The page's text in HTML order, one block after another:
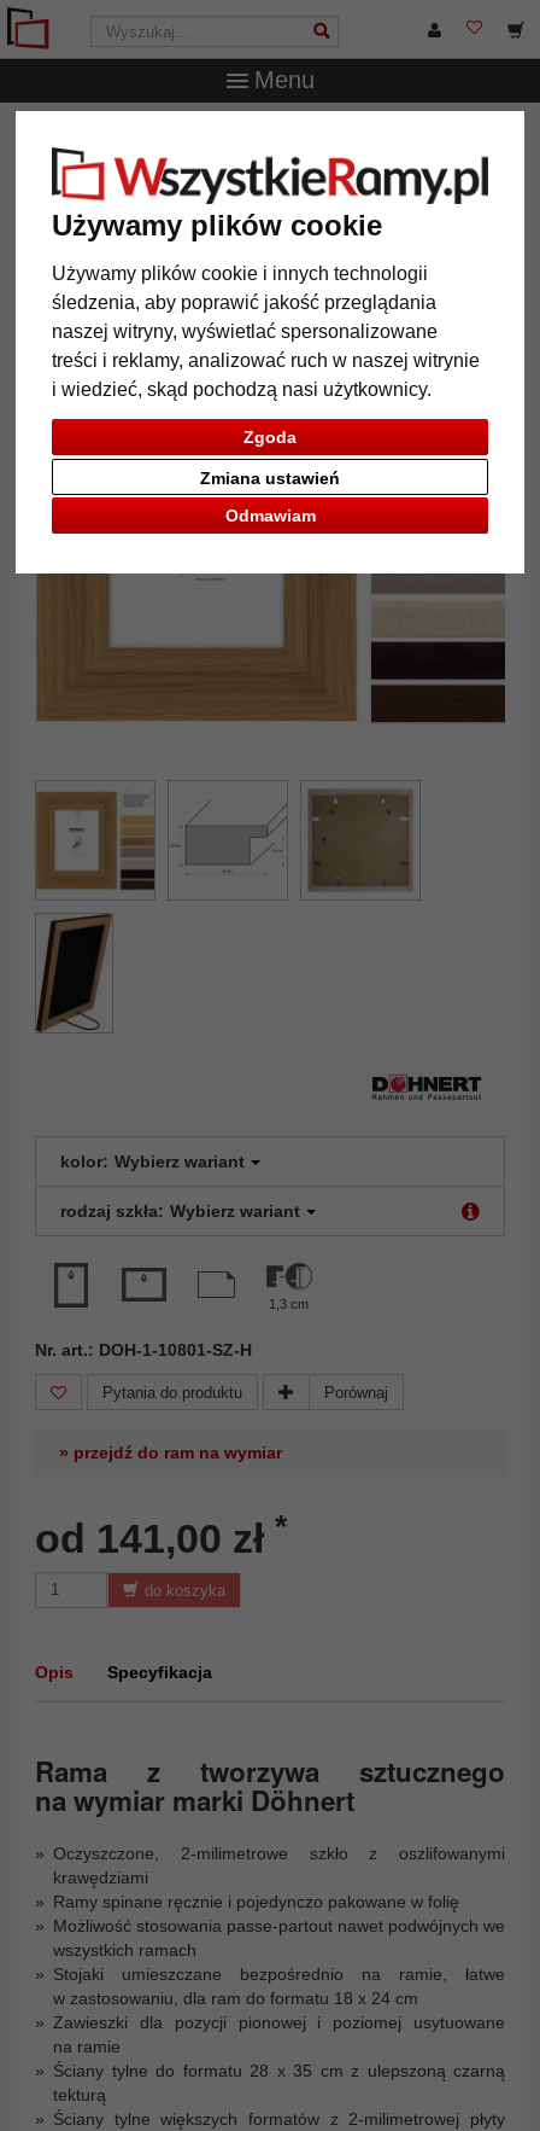
Używamy plików cookie
Używamy plików cookie i innych technologii
śledzenia, aby poprawić jakość przeglądania
naszej witryny, wyświetlać spersonalizowane
treści i reklamy, analizować ruch w naszej witrynie
i wiedzieć, skąd pochodzą nasi użytkownicy.
Zgoda
Odmawiam
Zmiana ustawień
Menu
sztucznego na wymiar Barbican
Rama z tworzywa sztucznego na
wymiar Barbican
Powrót
kolor: Wybierz wariant
rodzaj szkła: Wybierz wariant
1,3 cm
Nr. art.: DOH-1-10801-SZ-H
Pytania do produktu Porównaj
» przejdź do ram na wymiar
od 141,00 zł *
do koszyka
Opis Specyfikacja
Rama z tworzywa sztucznego
na wymiar marki Döhnert
Oczyszczone, 2-milimetrowe szkło z oszlifowanymi
krawędziami
Ramy spinane ręcznie i pojedynczo pakowane w folię
Możliwość stosowania passe-partout nawet podwójnych we
wszystkich ramach
Stojaki umieszczane bezpośrednio na ramie, łatwe
w zastosowaniu, dla ram do formatu 18 x 24 cm
Zawieszki dla pozycji pionowej i poziomej usytuowane
na ramie
Ściany tylne do formatu 28 x 35 cm z ulepszoną czarną
tekturą
Ściany tylne większych formatów z 2-milimetrowej płyty